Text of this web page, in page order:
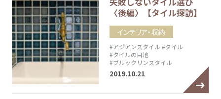
〈後編〉【タイル探訪】
インテリア・収納
#アジアンスタイル #タイル
#タイルの目地
#ブルックリンスタイル
2019.10.21